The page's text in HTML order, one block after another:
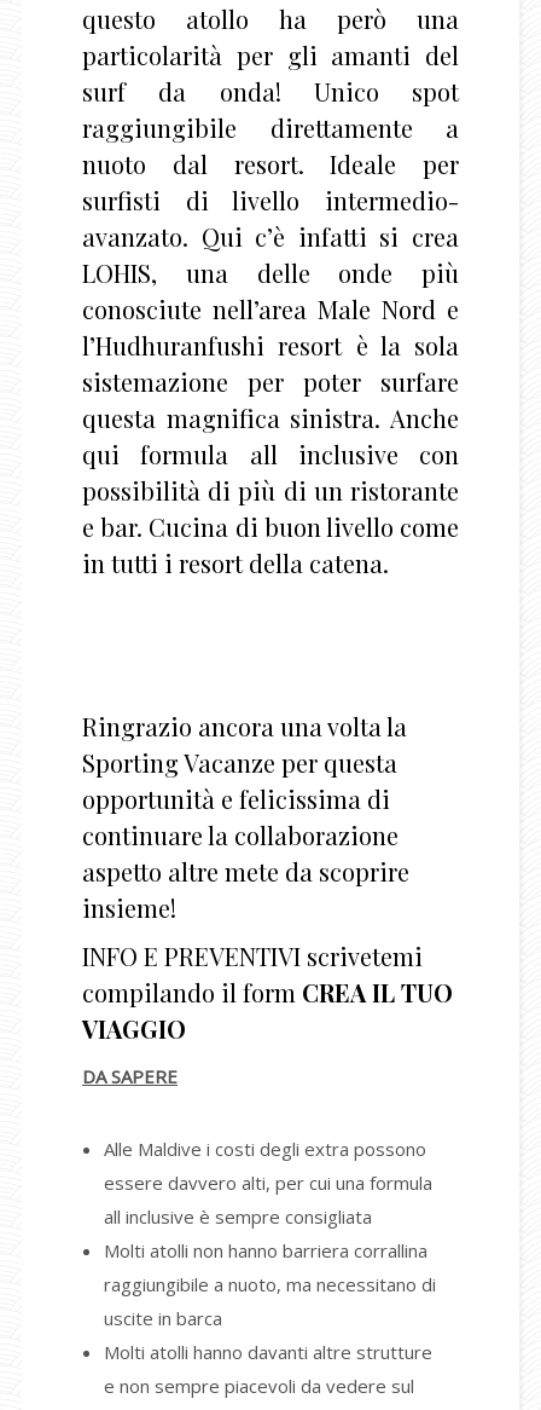
questo atollo ha però una
particolarità per gli amanti del
surf da onda! Unico spot
raggiungibile direttamente a
nuoto dal resort. Ideale per
surfisti di livello intermedio-
avanzato. Qui c’è infatti si crea
LOHIS, una delle onde più
conosciute nell’area Male Nord e
l’Hudhuranfushi resort è la sola
sistemazione per poter surfare
questa magnifica sinistra. Anche
qui formula all inclusive con
possibilità di più di un ristorante
e bar. Cucina di buon livello come
in tutti i resort della catena.
Ringrazio ancora una volta la
Sporting Vacanze per questa
opportunità e felicissima di
continuare la collaborazione
aspetto altre mete da scoprire
insieme!
INFO E PREVENTIVI scrivetemi
compilando il form CREA IL TUO
VIAGGIO
DA SAPERE
Alle Maldive i costi degli extra possono
essere davvero alti, per cui una formula
all inclusive è sempre consigliata
Molti atolli non hanno barriera corrallina
raggiungibile a nuoto, ma necessitano di
uscite in barca
Molti atolli hanno davanti altre strutture
e non sempre piacevoli da vedere sul